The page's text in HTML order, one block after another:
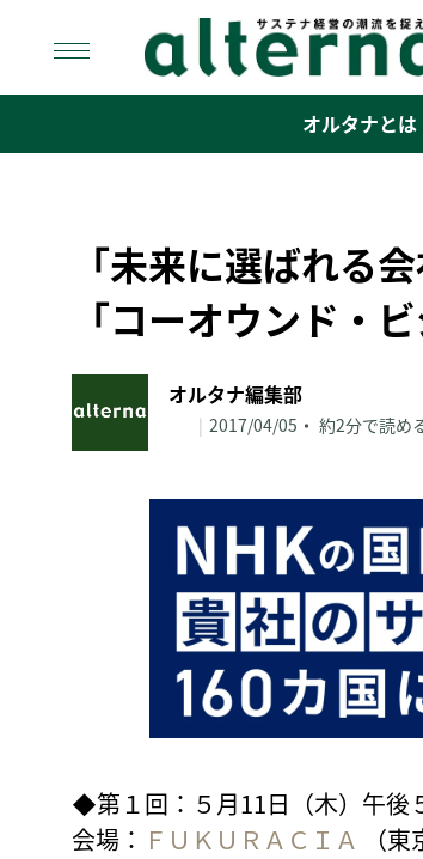
content
オルタナとは
「未来に選ばれる
「コーオウンド・
オルタナ編集部
| 2017/04/05 約2分で読め
◆第１回：５月11日（木）午
会場： ＦＵＫＵＲＡＣＩＡ
（東